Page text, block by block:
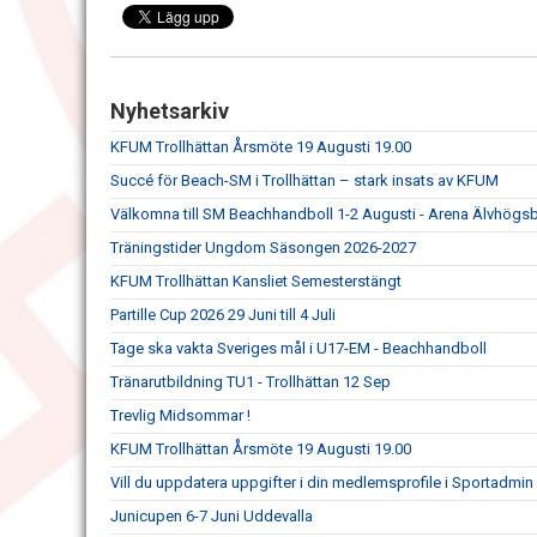
Nyhetsarkiv
KFUM Trollhättan Årsmöte 19 Augusti 19.00
Succé för Beach-SM i Trollhättan – stark insats av KFUM
Välkomna till SM Beachhandboll 1-2 Augusti - Arena
Träningstider Ungdom Säsongen 2026-2027
KFUM Trollhättan Kansliet Semesterstängt
Partille Cup 2026 29 Juni till 4 Juli
Tage ska vakta Sveriges mål i U17-EM - Beachhandboll
Tränarutbildning TU1 - Trollhättan 12 Sep
Trevlig Midsommar !
KFUM Trollhättan Årsmöte 19 Augusti 19.00
Vill du uppdatera uppgifter i din medlemsprofile i Sportadmin
Junicupen 6-7 Juni Uddevalla